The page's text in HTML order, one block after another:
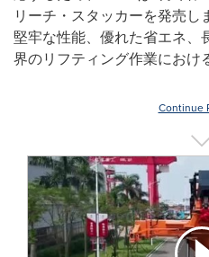
リーチ・スタッカーを発売し
堅牢な性能、優れた省エネ、
界のリフティング作業におけ
Continue